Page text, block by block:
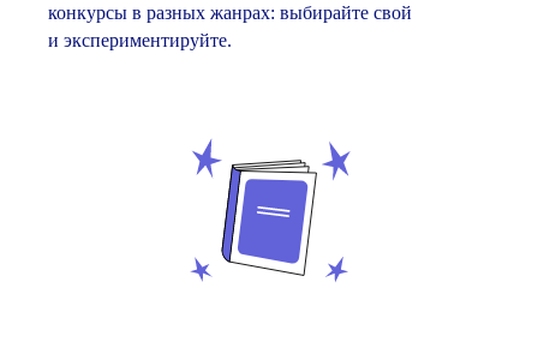
конкурсы в разных жанрах: выбирайте свой
и экспериментируйте.